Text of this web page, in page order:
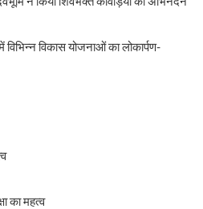
विकास योजनाओं का लोकार्पण-
का महत्व